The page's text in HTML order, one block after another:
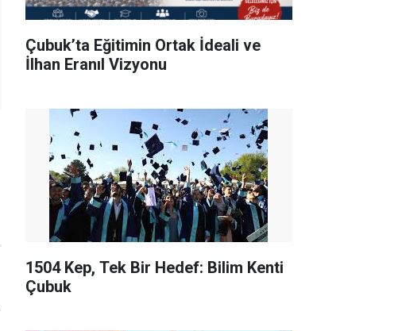
Çubuk’ta Eğitimin Ortak İdeali ve
İlhan Eranıl Vizyonu
1504 Kep, Tek Bir Hedef: Bilim Kenti
Çubuk